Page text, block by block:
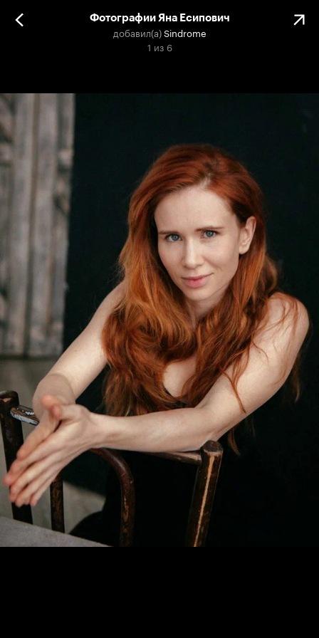
Фотографии Яна Есипович
добавил(а)Sindrome
1 из 6